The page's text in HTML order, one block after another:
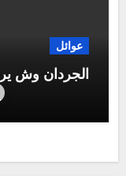
عوائل
الجردان وش